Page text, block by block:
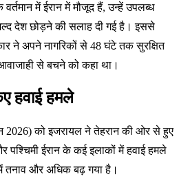
में ईरान में मौजूद हैं, उन्हें उपलब्ध
देश छोड़ने की सलाह दी गई है। इससे
ने अपने नागरिकों से 48 घंटे तक सुरक्षित
से बचने को कहा था।
हवाई हमले
2026) को इजरायल ने तेहरान की ओर से हुए
पश्चिमी ईरान के कई इलाकों में हवाई हमले
तनाव और अधिक बढ़ गया है।